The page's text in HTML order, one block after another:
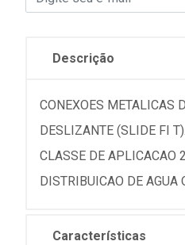
Descrição
CONEXOES METALICAS
DESLIZANTE (SLIDE FI
CLASSE DE APLICACAO
DISTRIBUICAO DE AGUA
Características